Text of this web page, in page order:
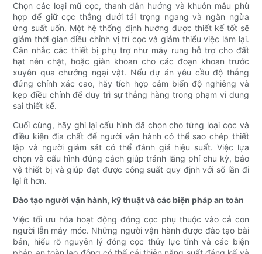
Chọn các loại mũ cọc, thanh dẫn hướng và khuôn mẫu phù
hợp để giữ cọc thẳng dưới tải trọng ngang và ngăn ngừa
ứng suất uốn. Một hệ thống định hướng được thiết kế tốt sẽ
giảm thời gian điều chỉnh vị trí cọc và giảm thiểu việc làm lại.
Cân nhắc các thiết bị phụ trợ như máy rung hỗ trợ cho đất
hạt nén chặt, hoặc giàn khoan cho các đoạn khoan trước
xuyên qua chướng ngại vật. Nếu dự án yêu cầu độ thẳng
đứng chính xác cao, hãy tích hợp cảm biến độ nghiêng và
kẹp điều chỉnh để duy trì sự thẳng hàng trong phạm vi dung
sai thiết kế.
Cuối cùng, hãy ghi lại cấu hình đã chọn cho từng loại cọc và
điều kiện địa chất để người vận hành có thể sao chép thiết
lập và người giám sát có thể đánh giá hiệu suất. Việc lựa
chọn và cấu hình đúng cách giúp tránh lãng phí chu kỳ, bảo
vệ thiết bị và giúp đạt được công suất quy định với số lần đi
lại ít hơn.
Đào tạo người vận hành, kỹ thuật và các biện pháp an toàn
Việc tối ưu hóa hoạt động đóng cọc phụ thuộc vào cả con
người lẫn máy móc. Những người vận hành được đào tạo bài
bản, hiểu rõ nguyên lý đóng cọc thủy lực tĩnh và các biện